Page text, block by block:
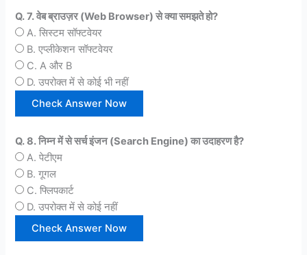
Q. 7. वेब ब्राउज़र (Web Browser) से क्या समझते हो?
A. सिस्टम सॉफ्टवेयर
B. एप्लीकेशन सॉफ्टवेयर
C. A और B
D. उपरोक्त में से कोई भी नहीं
Q. 8. निम्न में से सर्च इंजन (Search Engine) का उदाहरण है?
A. पेटीएम
B. गूगल
C. फ्लिपकार्ट
D. उपरोक्त में से कोई नहीं